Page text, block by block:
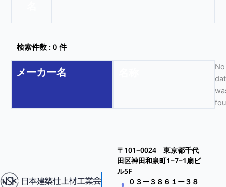
検索件数 : 0 件
メーカー名
No
〒101−0024 東京都千代
田区神田和泉町1−7−1扇ビ
ル5F
０３ー３８６１ー３８